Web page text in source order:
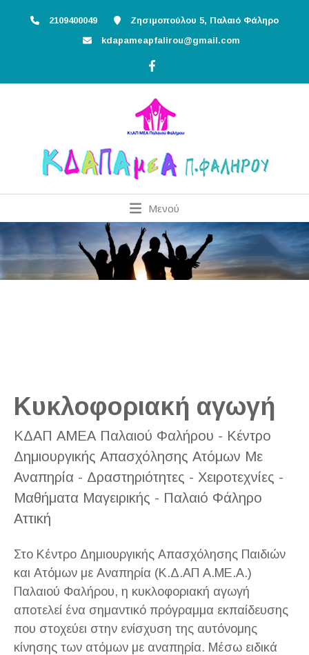
2109400049
Ζησιμοπούλου 5, Παλαιό Φάληρο
kdapameapfalirou@gmail.com
Μενού
Κυκλοφοριακή αγωγή
ΚΔΑΠ ΑΜΕΑ Παλαιού Φαλήρου - Κέντρο
Δημιουργικής Απασχόλησης Ατόμων Με
Αναπηρία - Δραστηριότητες - Χειροτεχνίες -
Μαθήματα Μαγειρικής - Παλαιό Φάληρο
Αττική
Στο Κέντρο Δημιουργικής Απασχόλησης Παιδιών
και Ατόμων με Αναπηρία (Κ.Δ.ΑΠ Α.ΜΕ.Α.)
Παλαιού Φαλήρου, η κυκλοφοριακή αγωγή
αποτελεί ένα σημαντικό πρόγραμμα εκπαίδευσης
που στοχεύει στην ενίσχυση της αυτόνομης
κίνησης των ατόμων με αναπηρία. Μέσω ειδικά